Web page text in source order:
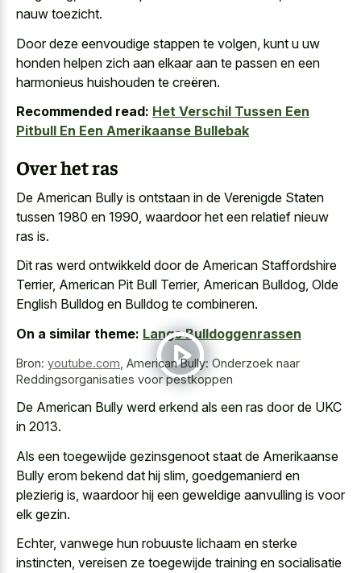
nauw toezicht.
Door deze eenvoudige stappen te volgen, kunt u uw
honden helpen zich aan elkaar aan te passen en een
harmonieus huishouden te creëren.
Recommended read: Het Verschil Tussen Een
Pitbull En Een Amerikaanse Bullebak
Over het ras
De American Bully is ontstaan in de Verenigde Staten
tussen 1980 en 1990, waardoor het een relatief nieuw
ras is.
Dit ras werd ontwikkeld door de American Staffordshire
Terrier, American Pit Bull Terrier, American Bulldog, Olde
English Bulldog en Bulldog te combineren.
On a similar theme: Lange Bulldoggenrassen
Bron: youtube.com American Bully: Onderzoek naar
Reddingsorganisaties voor pestkoppen
De American Bully werd erkend als een ras door de UKC
in 2013.
Als een toegewijde gezinsgenoot staat de Amerikaanse
Bully erom bekend dat hij slim, goedgemanierd en
plezierig is, waardoor hij een geweldige aanvulling is voor
elk gezin.
Echter, vanwege hun robuuste lichaam en sterke
instincten, vereisen ze toegewijde training en socialisatie